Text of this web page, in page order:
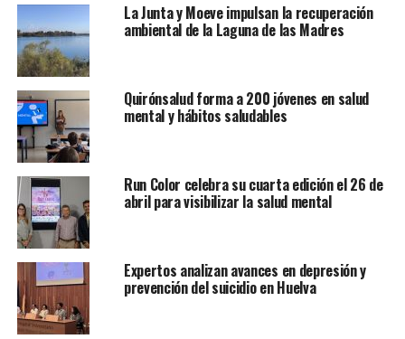
La Junta y Moeve impulsan la recuperación
ambiental de la Laguna de las Madres
Quirónsalud forma a 200 jóvenes en salud
mental y hábitos saludables
Run Color celebra su cuarta edición el 26 de
abril para visibilizar la salud mental
Expertos analizan avances en depresión y
prevención del suicidio en Huelva